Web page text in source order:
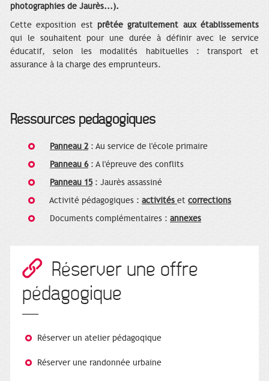
photographies de Jaurès...).
Cette exposition est prêtée gratuitement aux établissements
qui le souhaitent pour une durée à définir avec le service
éducatif, selon les modalités habituelles : transport et
assurance à la charge des emprunteurs.
Ressources pédagogiques
Panneau 2: Au service de l'école primaire
Panneau 6: A l'épreuve des conflits
Panneau 15: Jaurès assassiné
Activité pédagogiques : activités et corrections
Documents complémentaires : annexes
Réserver une offre
pédagogique
Réserver un atelier pédagoqique
Réserver une randonnée urbaine